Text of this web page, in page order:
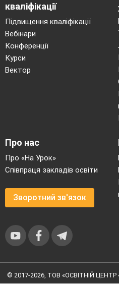
кваліфікації
Підвищення кваліфікації
Вебінари
Конференції
Курси
Вектор
Про нас
Про «На Урок»
Співпраця закладів освіти
Зворотний зв'язок
© 2017-2026, ТОВ «ОСВІТНІЙ ЦЕНТР